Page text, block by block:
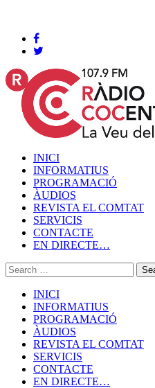
INICI
INFORMATIUS
PROGRAMACIÓ
ÀUDIOS
REVISTA EL COMTAT
SERVICIS
CONTACTE
EN DIRECTE…
INICI
INFORMATIUS
PROGRAMACIÓ
ÀUDIOS
REVISTA EL COMTAT
SERVICIS
CONTACTE
EN DIRECTE…